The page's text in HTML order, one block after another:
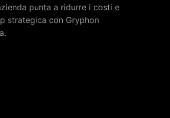
punta a ridurre i costi e
strategica con Gryphon